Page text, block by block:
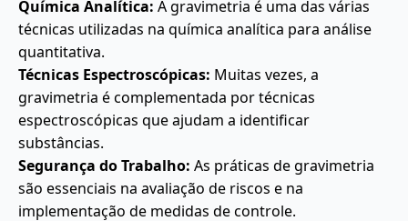
Química Analítica: A gravimetria é uma das várias
técnicas utilizadas na química analítica para análise
quantitativa.
Técnicas Espectroscópicas: Muitas vezes, a
gravimetria é complementada por técnicas
espectroscópicas que ajudam a identificar
substâncias.
Segurança do Trabalho: As práticas de gravimetria
são essenciais na avaliação de riscos e na
implementação de medidas de controle.